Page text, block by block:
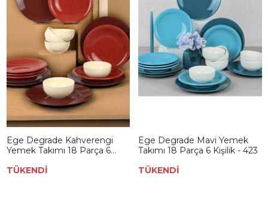
Ege Degrade Kahverengi
Yemek Takımı 18 Parça 6
TÜKENDİ
Ege Degrade Mavi Yemek
Takımı 18 Parça 6 Kişilik - 423
TÜKENDİ